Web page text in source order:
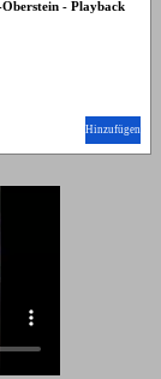
- Playback
Hinzufügen